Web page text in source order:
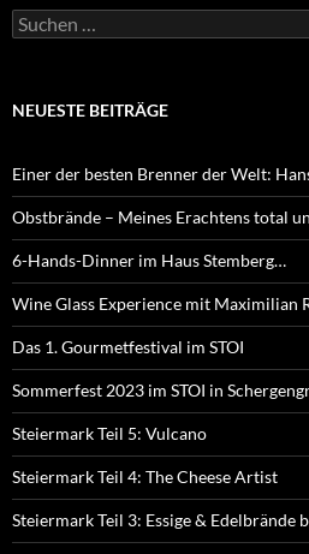
Suchen
nach:
NEUESTE BEITRÄGE
Einer der besten Brenner der Welt:
Obstbrände – Meines Erachtens total
6-Hands-Dinner im Haus Stemberg…
Wine Glass Experience mit Maximilian
Das 1. Gourmetfestival im STOI
Sommerfest 2023 im STOI in
Steiermark Teil 5: Vulcano
Steiermark Teil 4: The Cheese Artist
Steiermark Teil 3: Essige & Edelbrände